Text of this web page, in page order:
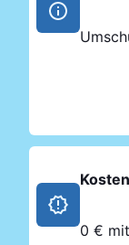
Kosten
0 €